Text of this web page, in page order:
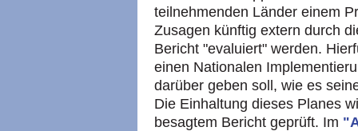
teilnehmenden Länder einem
Zusagen künftig extern durch
Bericht "evaluiert" werden.
einen Nationalen
darüber geben soll, wie es
Die Einhaltung dieses Planes
besagtem Bericht geprüft. Im